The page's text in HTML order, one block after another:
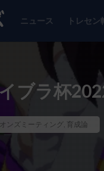
ニュース トレセン
ブラ杯
ンズミーティング, 育成論